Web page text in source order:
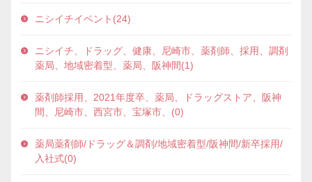
ニシイチイベント(24)
ニシイチ、ドラッグ、健康、尼崎市、薬剤師、採用、調剤
薬局、地域密着型、薬局、阪神間(1)
薬剤師採用、2021年度卒、薬局、ドラッグストア、阪神
間、尼崎市、西宮市、宝塚市、(0)
薬局薬剤師/ドラッグ＆調剤/地域密着型/阪神間/新卒採用/
入社式(0)